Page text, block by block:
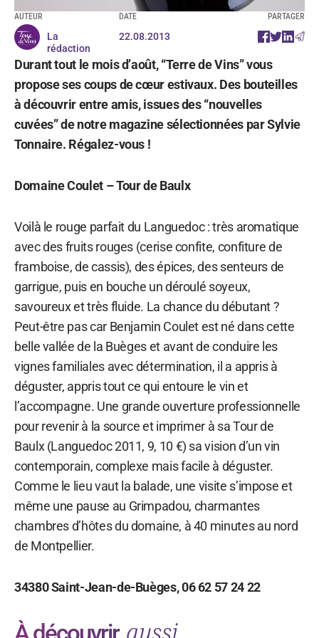
AUTEUR
La
rédaction
DATE
22.08.2013
PARTAGER
Durant tout le mois d’août, “Terre de Vins” vous
propose ses coups de cœur estivaux. Des bouteilles
à découvrir entre amis, issues des “nouvelles
cuvées” de notre magazine sélectionnées par Sylvie
Tonnaire. Régalez-vous !
Domaine Coulet – Tour de Baulx
Voilà le rouge parfait du Languedoc : très aromatique
avec des fruits rouges (cerise confite, confiture de
framboise, de cassis), des épices, des senteurs de
garrigue, puis en bouche un déroulé soyeux,
savoureux et très fluide. La chance du débutant ?
Peut-être pas car Benjamin Coulet est né dans cette
belle vallée de la Buèges et avant de conduire les
vignes familiales avec détermination, il a appris à
déguster, appris tout ce qui entoure le vin et
l’accompagne. Une grande ouverture professionnelle
pour revenir à la source et imprimer à sa Tour de
Baulx (Languedoc 2011, 9, 10 €) sa vision d’un vin
contemporain, complexe mais facile à déguster.
Comme le lieu vaut la balade, une visite s’impose et
même une pause au Grimpadou, charmantes
chambres d’hôtes du domaine, à 40 minutes au nord
de Montpellier.
34380 Saint-Jean-de-Buèges, 06 62 57 24 22